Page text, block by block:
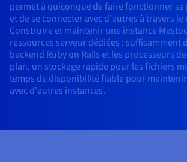
Quantum
Sécurité
Opérations
Roadmap & Changelog
DISTRIBUER MON TRAFIC
Load Balancer
Tarifs
Roadmap & Changelog
AI Endpoints - Catalogue des modèles
AI Endpoints - Bases API
AI Endpoints - Batch API
Managed HSM
Dedicated HSM
Infrastructure Anti-DDoS
Tarifs
Disponibilités par régions
Documentation
Roadmap & Changelog
MCP Server
Tarifs
Disponibilités par régions
Documentation
Guides et documentation
Conformité et certifications
Roadmap & Changelog
HYCU for OVHcloud
SAP HANA ON OVHCLOUD
SAP HANA on Bare Metal
Cloud Native
AI & HPC
OPCP Packager
BGP Services
PROTECTION & SÉCURITÉ
Infrastructure Anti-DDoS
Tarifs
Guides et documentation
Roadmap & Changelog
USAGES
Résilience et AZ
Grid computing
Revendeurs
Tous les usages
Documentation
Roadmap & Changelog
CDN Infrastructure
BGP Services
PROTECTION & SÉCURITÉ
Bases de données additionnelles
Option Certificats SSL
Option CDN
permet à quiconque de faire fonctionner
et de se connecter avec d'autres à travers le
Construire et maintenir une instance
ressources serveur dédiées : suffisamment
backend Ruby on Rails et les processeurs
plan, un stockage rapide pour les fichiers
temps de disponibilité fiable pour
avec d'autres instances.